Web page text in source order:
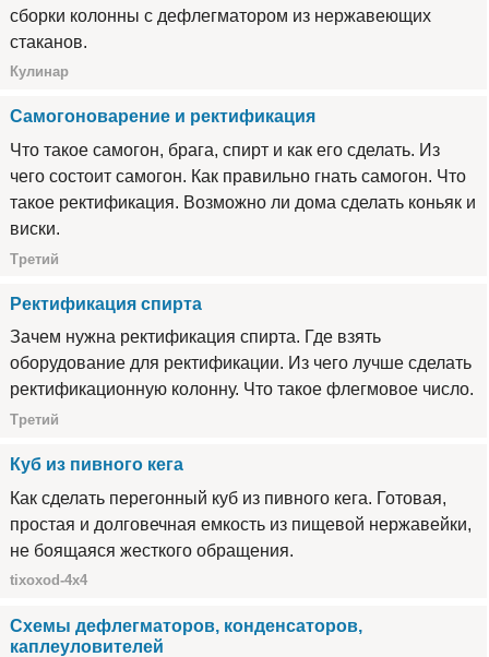
сборки колонны с дефлегматором из нержавеющих
стаканов.
Кулинар
Самогоноварение и ректификация
Что такое самогон, брага, спирт и как его сделать. Из
чего состоит самогон. Как правильно гнать самогон. Что
такое ректификация. Возможно ли дома сделать коньяк и
виски.
Третий
Ректификация спирта
Зачем нужна ректификация спирта. Где взять
оборудование для ректификации. Из чего лучше сделать
ректификационную колонну. Что такое флегмовое число.
Третий
Куб из пивного кега
Как сделать перегонный куб из пивного кега. Готовая,
простая и долговечная емкость из пищевой нержавейки,
не боящаяся жесткого обращения.
tixoxod-4x4
Схемы дефлегматоров, конденсаторов,
каплеуловителей